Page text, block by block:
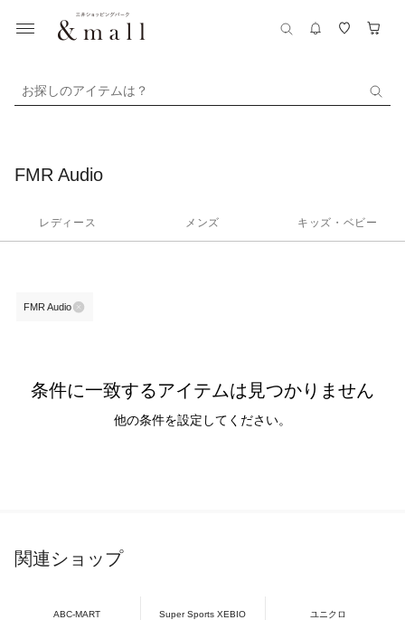
お探しのアイテムは？
FMR Audio
レディース メンズ キッズ・ベビー
FMR Audio
条件に一致するアイテムは見つかりません
他の条件を設定してください。
関連ショップ
ABC-MART
Super Sports XEBIO
ユニクロ